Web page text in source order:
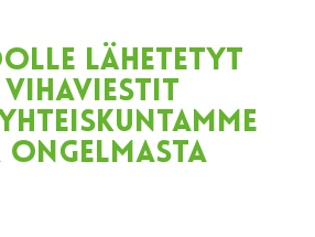
LÄHETETYT
VIHAVIESTIT
ONGELMASTA